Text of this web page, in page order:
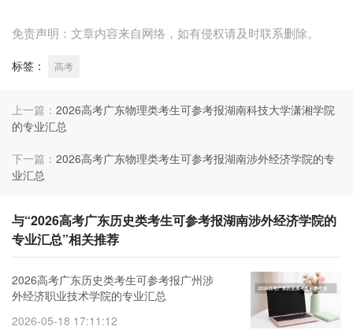
免责声明：文章内容来自网络，如有侵权请及时联系删除。
标签： 高考
上一篇： 2026高考广东物理类考生可参考报湖南科技大学潇湘学院
的专业汇总
下一篇： 2026高考广东物理类考生可参考报湖南涉外经济学院的专
业汇总
与“2026高考广东历史类考生可参考报湖南涉外经济学院的
专业汇总”相关推荐
2026高考广东历史类考生可参考报广州涉
外经济职业技术学院的专业汇总
2026-05-18 17:11:12